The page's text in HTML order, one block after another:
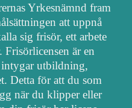
Yrkesnämnd fram
att uppnå
sig frisör, ett arbete
Frisörlicensen är en
utbildning,
Detta för att du som
när du klipper eller